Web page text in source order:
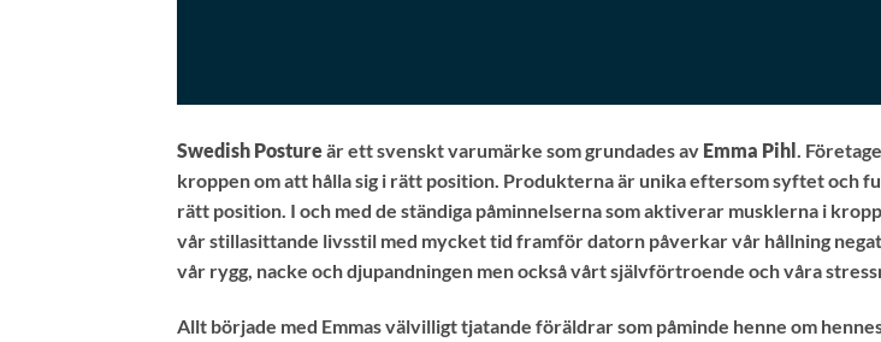
Swedish Postureär ett svenskt varumärke som grundades av Emma Pihl.
kroppen om att hålla sig i rätt position. Produkterna är unika eftersom syftet och
rätt position. I och med de ständiga påminnelserna som aktiverar musklerna i
vår stillasittande livsstil med mycket tid framför datorn påverkar vår hållning
vår rygg, nacke och djupandningen men också vårt självförtroende och våra
Allt började med Emmas välvilligt tjatande föräldrar som påminde henne om